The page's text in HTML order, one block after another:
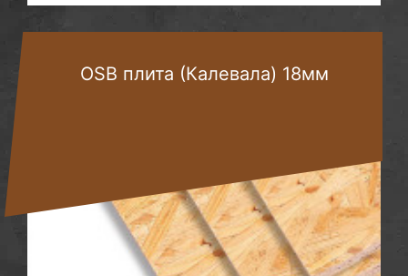
OSB плита (Калевала) 18мм